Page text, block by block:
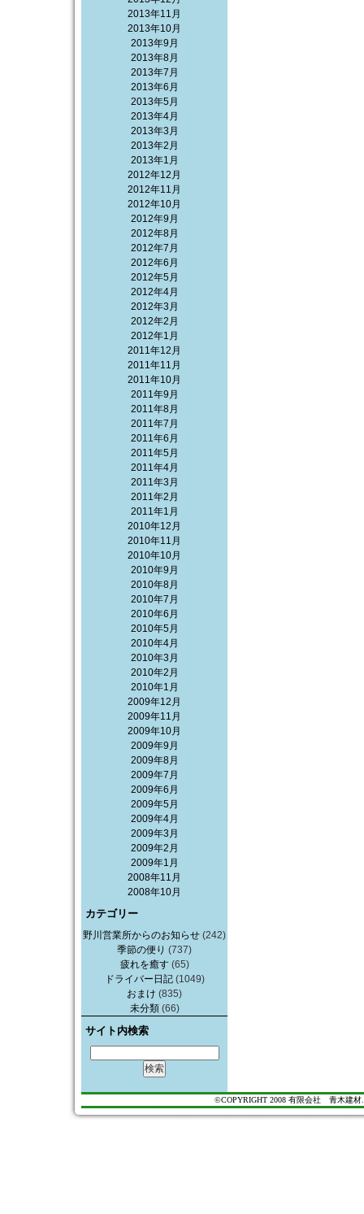
2013年11月
2013年10月
2013年9月
2013年8月
2013年7月
2013年6月
2013年5月
2013年4月
2013年3月
2013年2月
2013年1月
2012年12月
2012年11月
2012年10月
2012年9月
2012年8月
2012年7月
2012年6月
2012年5月
2012年4月
2012年3月
2012年2月
2012年1月
2011年12月
2011年11月
2011年10月
2011年9月
2011年8月
2011年7月
2011年6月
2011年5月
2011年4月
2011年3月
2011年2月
2011年1月
2010年12月
2010年11月
2010年10月
2010年9月
2010年8月
2010年7月
2010年6月
2010年5月
2010年4月
2010年3月
2010年2月
2010年1月
2009年12月
2009年11月
2009年10月
2009年9月
2009年8月
2009年7月
2009年6月
2009年5月
2009年4月
2009年3月
2009年2月
2009年1月
2008年11月
2008年10月
カテゴリー
野川営業所からのお知らせ (242)
季節の便り (737)
疲れを癒す(65)
ドライバー日記(1049)
おまけ (835)
未分類(66)
サイト内検索
©COPYRIGHT 2008 有限会社 青木建材.